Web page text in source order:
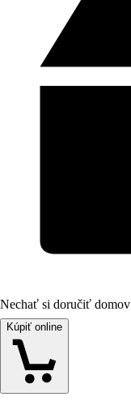
Nechať si doručiť domov
Kúpiť online